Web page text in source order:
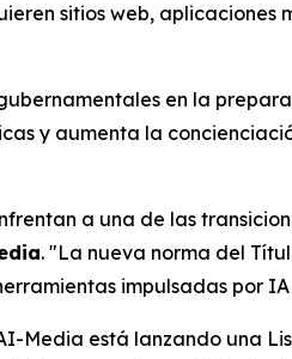
sitios web,
en la
y aumenta la
a una de las
. "La nueva norma del
impulsadas por
Media está lanzando una